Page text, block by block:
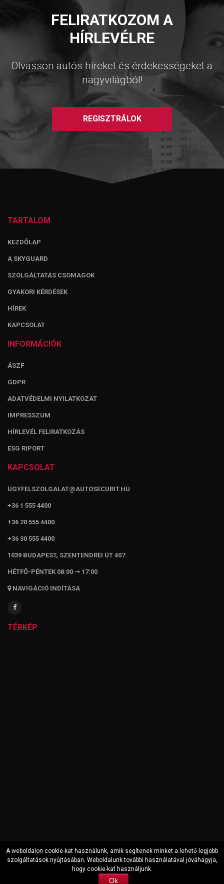
FELIRATKOZOM A
HÍRLEVÉLRE
Olvasson autós híreket és érdekességeket a
nagyvilágból!
REGISZTRÁLOK
TARTALOM
KEZDŐLAP
A SKYGUARD
SZOLGÁLTATÁS CSOMAGOK
GYAKORI KÉRDÉSEK
HÍREK
KAPCSOLAT
INFORMÁCIÓK
ÁSZF
GDPR
ADATVÉDELMI NYILATKOZAT
IMPRESSZUM
HÍRLEVÉL FELIRATKOZÁS
ESG RIPORT
KAPCSOLAT
UGYFELSZOLGALAT@AUTOSECURIT.HU
+36 1 555 4400
+36 20 555 4400
+36 30 555 4400
1039 BUDAPEST, SZENTENDREI ÚT 407.
HÉTFŐ-PÉNTEK 08:00 ⇾ 17:00
NAVIGÁCIÓ INDÍTÁSA
TÉRKÉP
Copyright © 2000-2022 Auto Securit Zrt. All Rights Reserved
A weboldalon cookie-kat használunk, amik segítenek minket a lehető legjobb
szolgáltatások nyújtásában. Weboldalunk további használatával jóváhagyja,
hogy cookie-kat használjunk.
Ok